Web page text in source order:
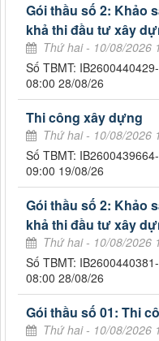
Gói thầu số 2: Khảo
khả thi đầu tư xây
Thứ hai - 10/08/2026
Số TBMT:
08:00 28/08/26
Thi công xây dựng
Thứ hai - 10/08/2026
Số TBMT:
09:00 19/08/26
Gói thầu số 2: Khảo
khả thi đầu tư xây
Thứ hai - 10/08/2026
Số TBMT:
08:00 28/08/26
Gói thầu số 01: Thi
Thứ hai - 10/08/2026